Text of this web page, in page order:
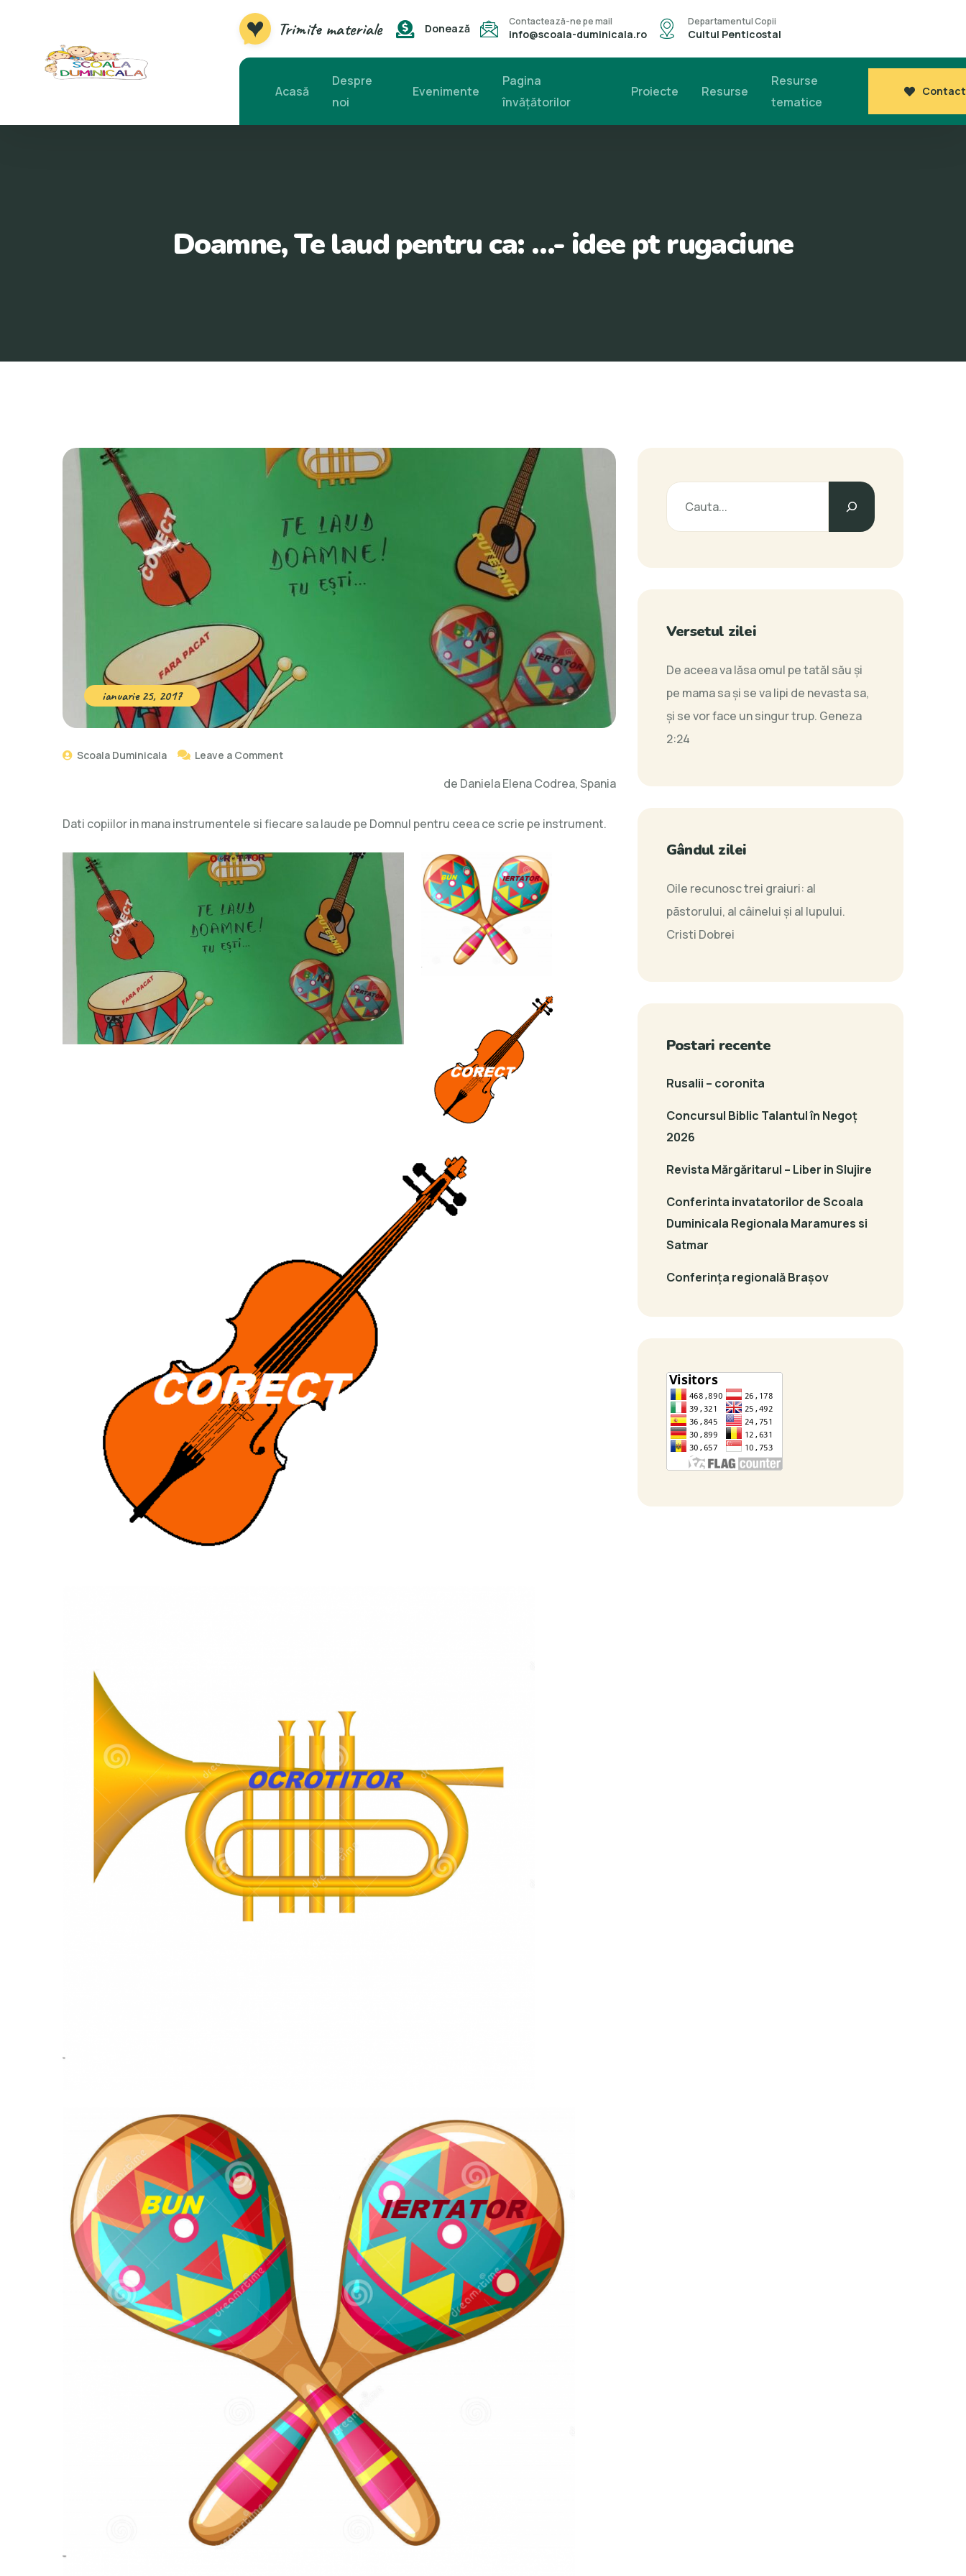
Trimite materiale Donează
Contactează-ne pe mail
info@scoala-duminicala.ro
Departamentul Copii
Cultul Penticostal
Acasă
Despre
noi
Evenimente
Pagina
învăţătorilor
Proiecte Resurse
Resurse
tematice
Contact
Doamne, Te laud pentru ca: …- idee pt rugaciune
ianuarie 25, 2017
Scoala Duminicala Leave a Comment
de Daniela Elena Codrea, Spania
Dati copiilor in mana instrumentele si fiecare sa laude pe Domnul pentru ceea ce scrie pe instrument.
Versetul zilei
De aceea va lăsa omul pe tatăl său şi
pe mama sa şi se va lipi de nevasta sa,
şi se vor face un singur trup. Geneza
2:24
Gândul zilei
Oile recunosc trei graiuri: al
pãstorului, al câinelui şi al lupului.
Cristi Dobrei
Postari recente
Rusalii – coronita
Concursul Biblic Talantul în Negoț
2026
Revista Mărgăritarul – Liber in Slujire
Conferinta invatatorilor de Scoala
Duminicala Regionala Maramures si
Satmar
Conferința regională Brașov